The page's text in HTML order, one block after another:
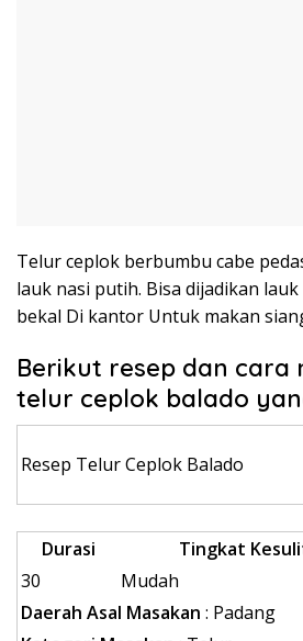
Telur ceplok berbumbu cabe
lauk nasi putih. Bisa dijadikan
bekal Di kantor Untuk makan
Berikut resep dan cara
telur ceplok balado
Resep Telur Ceplok Balado
Durasi Tingkat
30
Mudah
Daerah Asal Masakan : Padang